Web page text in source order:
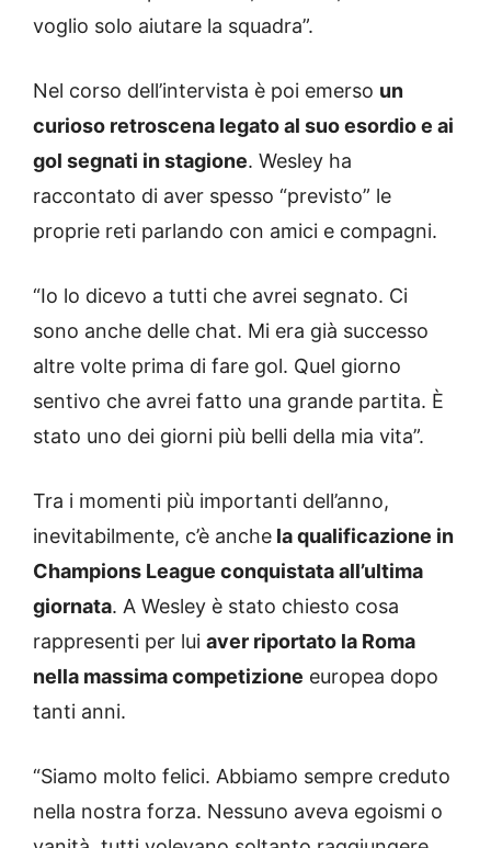
voglio solo aiutare la squadra”.
Nel corso dell’intervista è poi emerso un
curioso retroscena legato al suo esordio e ai
gol segnati in stagione. Wesley ha
raccontato di aver spesso “previsto” le
proprie reti parlando con amici e compagni.
“Io lo dicevo a tutti che avrei segnato. Ci
sono anche delle chat. Mi era già successo
altre volte prima di fare gol. Quel giorno
sentivo che avrei fatto una grande partita. È
stato uno dei giorni più belli della mia vita”.
Tra i momenti più importanti dell’anno,
inevitabilmente, c’è anche la qualificazione in
Champions League conquistata all’ultima
giornata. A Wesley è stato chiesto cosa
rappresenti per lui aver riportato la Roma
nella massima competizione europea dopo
tanti anni.
“Siamo molto felici. Abbiamo sempre creduto
nella nostra forza. Nessuno aveva egoismi o